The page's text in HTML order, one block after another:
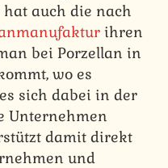
hat auch die nach
ihren
bei Porzellan in
wo es
sich dabei in der
Unternehmen
damit direkt
und